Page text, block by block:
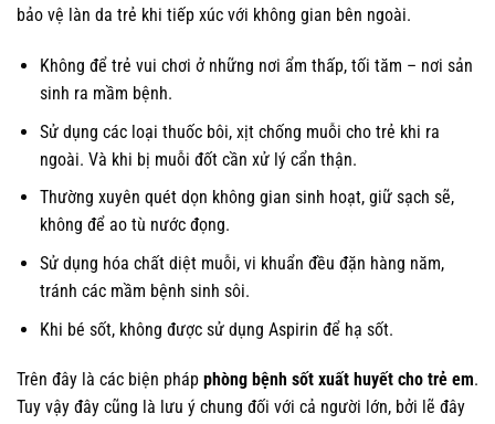
bảo vệ làn da trẻ khi tiếp xúc với không gian bên ngoài.
Không để trẻ vui chơi ở những nơi ẩm thấp, tối tăm – nơi sản
sinh ra mầm bệnh.
Sử dụng các loại thuốc bôi, xịt chống muỗi cho trẻ khi ra
ngoài. Và khi bị muỗi đốt cần xử lý cẩn thận.
Thường xuyên quét dọn không gian sinh hoạt, giữ sạch sẽ,
không để ao tù nước đọng.
Sử dụng hóa chất diệt muỗi, vi khuẩn đều đặn hàng năm,
tránh các mầm bệnh sinh sôi.
Khi bé sốt, không được sử dụng Aspirin để hạ sốt.
Trên đây là các biện pháp phòng bệnh sốt xuất huyết cho trẻ em.
Tuy vậy đây cũng là lưu ý chung đối với cả người lớn, bởi lẽ đây